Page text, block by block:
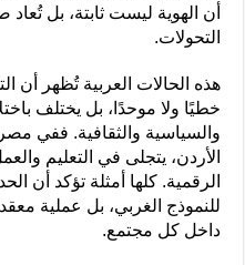
أن الهوية ليست ثابتة، بل
التحولات.
هذه الحالات العربية تُظهر أن
خطيًا ولا موحدًا، بل يختلف
والسياسية والثقافية. ففي
الأردن، يتجلى في التعليم
الرقمية. كلها أمثلة تؤكد أن
للنموذج الغربي، بل عملية
داخل كل مجتمع.